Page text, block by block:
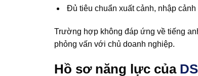
Đủ tiêu chuẩn xuất cảnh, nhập
Trường hợp không đáp ứng về tiếng
phỏng vấn với chủ doanh nghiệp.
Hồ sơ năng lực của